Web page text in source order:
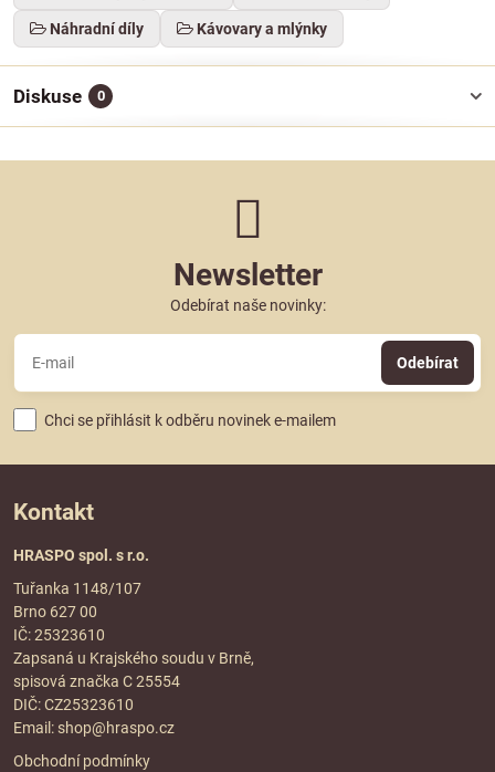
Náhradní díly Kávovary a mlýnky
Diskuse 0
Newsletter
Odebírat naše novinky:
Odebírat
Chci se přihlásit k odběru novinek e-mailem
Kontakt
HRASPO spol. s r.o.
Tuřanka 1148/107
Brno 627 00
IČ: 25323610
Zapsaná u Krajského soudu v Brně,
spisová značka C 25554
DIČ: CZ25323610
Email: shop@hraspo.cz
Obchodní podmínky